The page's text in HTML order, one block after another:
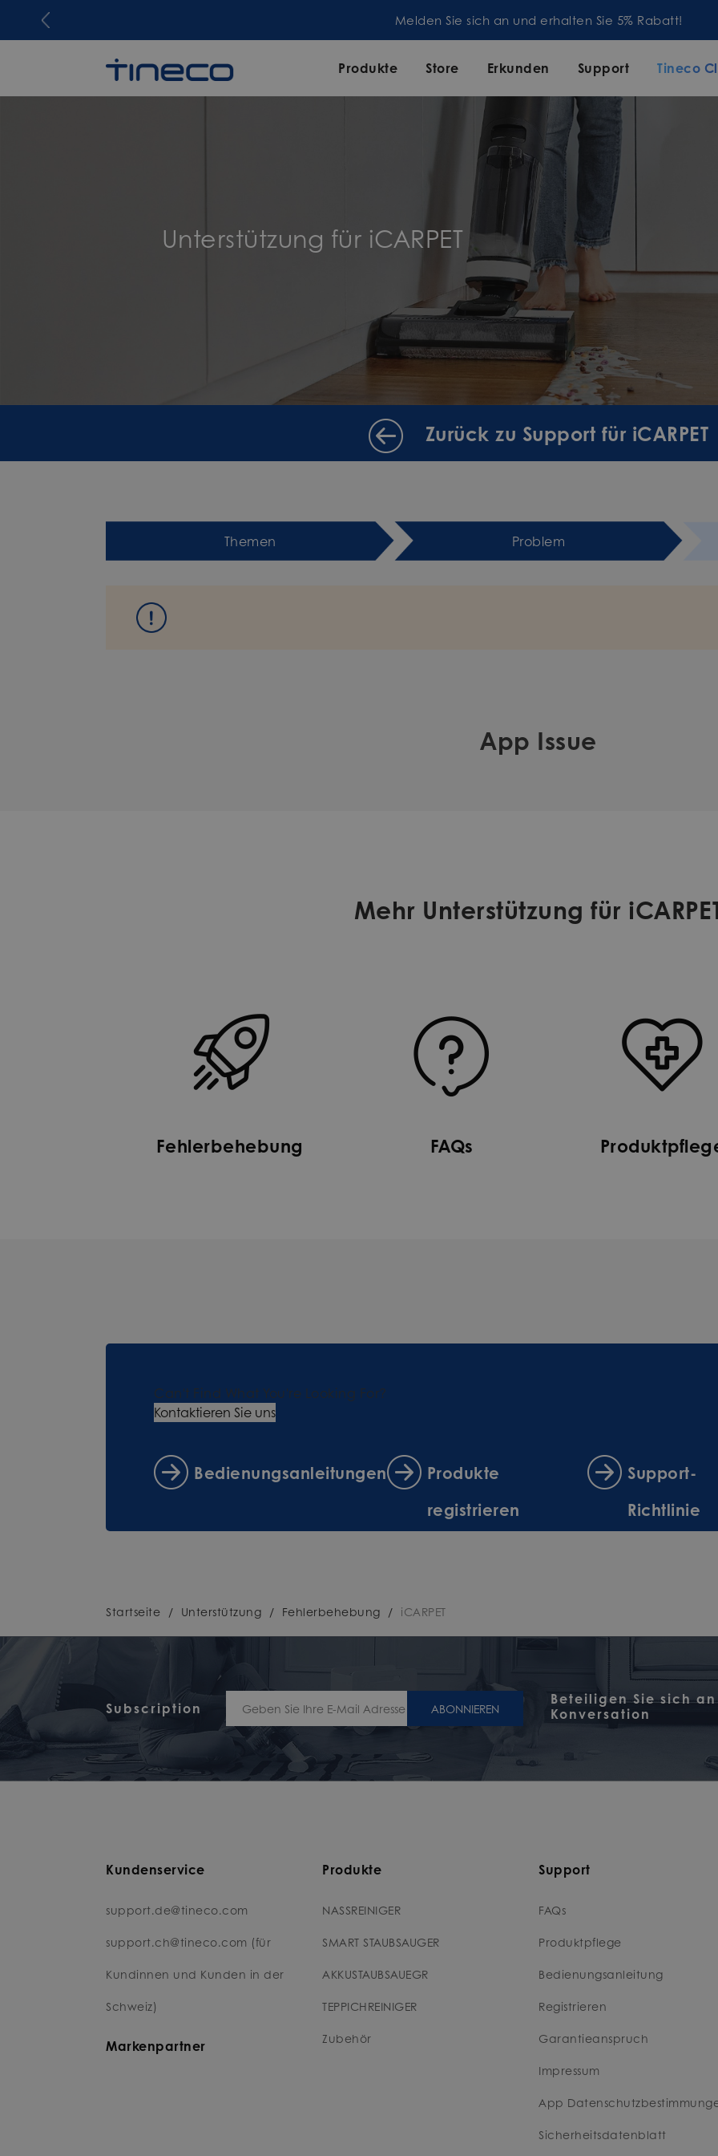
Melden Sie sich an und erhalten Sie 5% Rabatt!
Produkte Store Erkunden Support Tineco
Unterstützung für iCARPET
Zurück zu Support für iCARPET
Themen Problem
App Issue
Mehr Unterstützung für
Fehlerbehebung FAQs
Can't Find What You're Looking For?
Kontaktieren Sie uns
Bedienungsanleitungen
Produkte
registrieren
Support-
Richtlinie
Startseite / Unterstützung / Fehlerbehebung / iCARPET
Subscription ABONNIEREN
Beteiligen Sie sich
Konversation
Kundenservice
support.de@tineco.com
support.ch@tineco.com (für
Kundinnen und Kunden in der
Schweiz)
Markenpartner
Produkte
NASSREINIGER
SMART STAUBSAUGER
AKKUSTAUBSAUEGR
TEPPICHREINIGER
Zubehör
Support
FAQs
Produktpflege
Bedienungsanleitung
Registrieren
Garantieanspruch
Impressum
App
Sicherheitsdatenblatt